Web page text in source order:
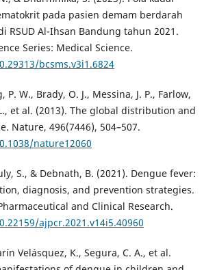
pada pasien demam berdarah
RSUD Al-Ihsan Bandung tahun 2021.
Series: Medical Science.
bcsms.v3i1.6824
P. W., Brady, O. J., Messina, J. P., Farlow,
et al. (2013). The global distribution and
Nature, 496(7446), 504–507.
nature12060
S., & Debnath, B. (2021). Dengue fever:
diagnosis, and prevention strategies.
and Clinical Research.
ajpcr.2021.v14i5.40960
Velásquez, K., Segura, C. A., et al.